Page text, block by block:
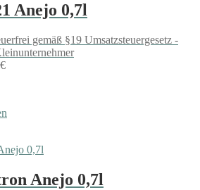
Anejo 0,7l
gemäß §19 Umsatzsteuergesetz -
Anejo 0,7l